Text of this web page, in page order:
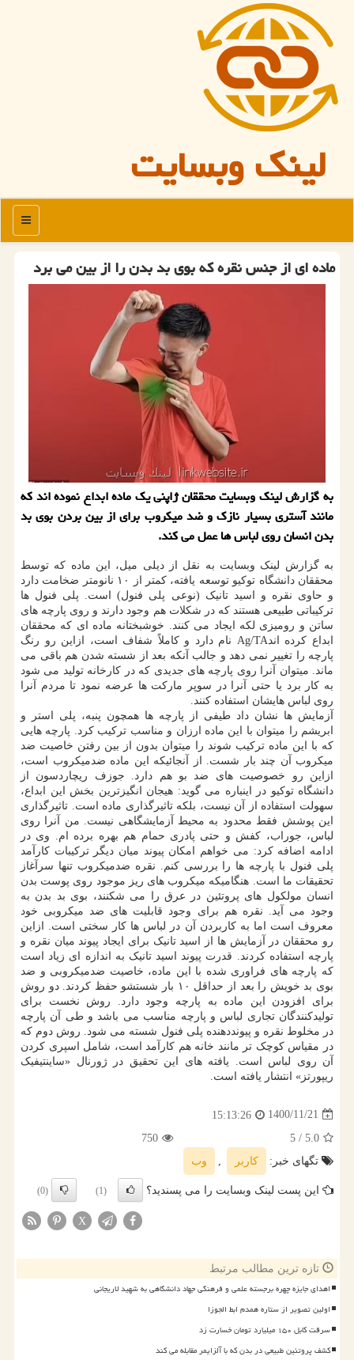
لینک وبسایت
منو
ماده ای از جنس نقره که بوی بد بدن را از بین می برد
به گزارش لینک وبسایت محققان ژاپنی یک ماده ابداع نموده اند که
مانند آستری بسیار نازک و ضد میکروب برای از بین بردن بوی بد
بدن انسان روی لباس ها عمل می کند.
به گزارش لینک وبسایت به نقل از دیلی میل، این ماده که توسط
محققان دانشگاه توکیو توسعه یافته، کمتر از ۱۰ نانومتر ضخامت دارد
و حاوی نقره و اسید تانیک (نوعی پلی فنول) است. پلی فنول ها
ترکیباتی طبیعی هستند که در شکلات هم وجود دارند و روی پارچه های
ساتن و رومیزی لکه ایجاد می کنند. خوشبختانه ماده ای که محققان
ابداع کرده اندAg/TA نام دارد و کاملاً شفاف است، ازاین رو رنگ
پارچه را تغییر نمی دهد و جالب آنکه بعد از شسته شدن هم باقی می
ماند. میتوان آنرا روی پارچه های جدیدی که در کارخانه تولید می شود
به کار برد یا حتی آنرا در سوپر مارکت ها عرضه نمود تا مردم آنرا
روی لباس هایشان استفاده کنند.
آزمایش ها نشان داد طیفی از پارچه ها همچون پنبه، پلی استر و
ابریشم را میتوان با این ماده ارزان و مناسب ترکیب کرد. پارچه هایی
که با این ماده ترکیب شوند را میتوان بدون از بین رفتن خاصیت ضد
میکروب آن چند بار شست. از آنجائیکه این ماده ضدمیکروب است،
ازاین رو خصوصیت های ضد بو هم دارد. جوزف ریچاردسون از
دانشگاه توکیو در اینباره می گوید: هیجان انگیزترین بخش این ابداع،
سهولت استفاده از آن نیست، بلکه تاثیرگذاری ماده است. تاثیرگذاری
این پوشش فقط محدود به محیط آزمایشگاهی نیست. من آنرا روی
لباس، جوراب، کفش و حتی پادری حمام هم بهره برده ام. وی در
ادامه اضافه کرد: می خواهم امکان پیوند میان دیگر ترکیبات کارآمد
پلی فنول با پارچه ها را بررسی کنم. نقره ضدمیکروب تنها سرآغاز
تحقیقات ما است. هنگامیکه میکروب های ریز موجود روی پوست بدن
انسان مولکول های پروتئین در عرق را می شکنند، بوی بد بدن به
وجود می آید. نقره هم برای وجود قابلیت های ضد میکروبی خود
معروف است اما به کاربردن آن در لباس ها کار سختی است. ازاین
رو محققان در آزمایش ها از اسید تانیک برای ایجاد پیوند میان نقره و
پارچه استفاده کردند. قدرت پیوند اسید تانیک به اندازه ای زیاد است
که پارچه های فراوری شده با این ماده، خاصیت ضدمیکروبی و ضد
بوی بد خویش را بعد از حداقل ۱۰ بار شستشو حفظ کردند. دو روش
برای افزودن این ماده به پارچه وجود دارد. روش نخست برای
تولیدکنندگان تجاری لباس و پارچه مناسب می باشد و طی آن پارچه
در مخلوط نقره و پیونددهنده پلی فنول شسته می شود. روش دوم که
در مقیاس کوچک تر مانند خانه هم کارآمد است، شامل اسپری کردن
آن روی لباس است. یافته های این تحقیق در ژورنال «ساینتیفیک
ریپورتز» انتشار یافته است.
1400/11/21
15:13:26
5.0
/ 5
750
تگهای خبر:
كاربر , وب
این پست لینک وبسایت را می پسندید؟ (1)
(0)
X
تازه ترین مطالب مرتبط
اهدای جایزه چهره برجسته علمی و فرهنگی جهاد دانشگاهی به شهید لاریجانی
اولین تصویر از ستاره همدم ابط الجوزا
سرقت کابل ۱۵۰ میلیارد تومان خسارت زد
کشف پروتئین طبیعی در بدن که با آلزایمر مقابله می کند